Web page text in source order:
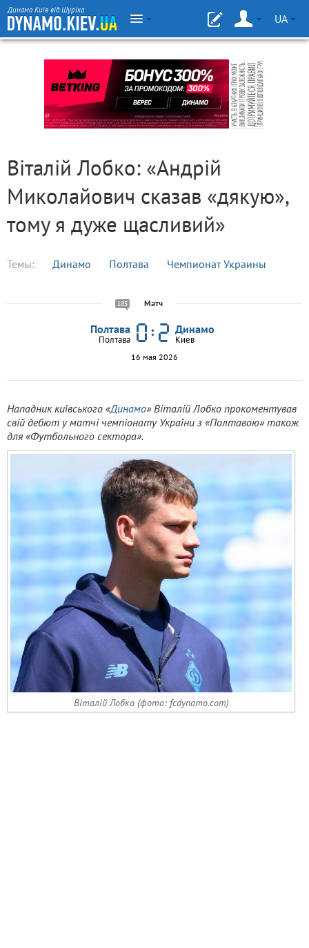
Динамо Київ від Шуріка
UA
Віталій Лобко: «Андрій
Миколайович сказав «дякую»,
тому я дуже щасливий»
Темы: Динамо Полтава Чемпионат Украины
185 Матч
Полтава
Полтава
Динамо
Киев
16 мая 2026
Нападник київського «Динамо» Віталій Лобко прокоментував
свій дебют у матчі чемпіонату України з «Полтавою» також
для «Футбольного сектора».
Віталій Лобко (фото: fcdynamo.com)